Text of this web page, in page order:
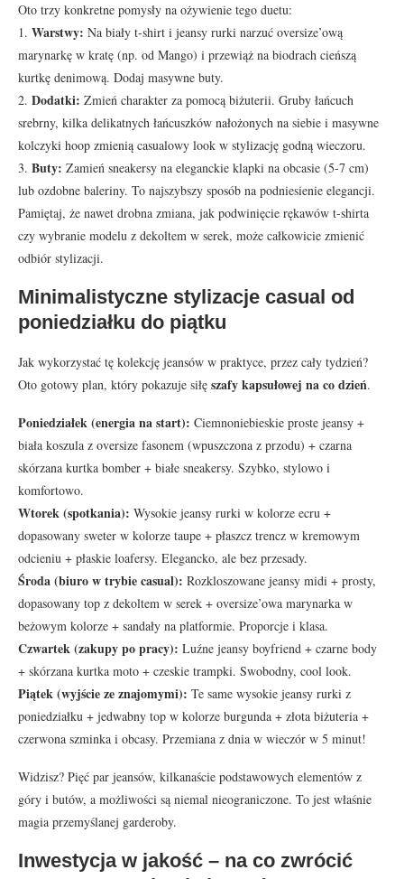
Oto trzy konkretne pomysły na ożywienie tego duetu:
1. Warstwy: Na biały t-shirt i jeansy rurki narzuć oversize’ową
marynarkę w kratę (np. od Mango) i przewiąż na biodrach cieńszą
kurtkę denimową. Dodaj masywne buty.
2. Dodatki: Zmień charakter za pomocą biżuterii. Gruby łańcuch
srebrny, kilka delikatnych łańcuszków nałożonych na siebie i masywne
kolczyki hoop zmienią casualowy look w stylizację godną wieczoru.
3. Buty: Zamień sneakersy na eleganckie klapki na obcasie (5-7 cm)
lub ozdobne baleriny. To najszybszy sposób na podniesienie elegancji.
Pamiętaj, że nawet drobna zmiana, jak podwinięcie rękawów t-shirta
czy wybranie modelu z dekoltem w serek, może całkowicie zmienić
odbiór stylizacji.
Minimalistyczne stylizacje casual od
poniedziałku do piątku
Jak wykorzystać tę kolekcję jeansów w praktyce, przez cały tydzień?
Oto gotowy plan, który pokazuje siłę szafy kapsułowej na co dzień.
Poniedziałek (energia na start): Ciemnoniebieskie proste jeansy +
biała koszula z oversize fasonem (wpuszczona z przodu) + czarna
skórzana kurtka bomber + białe sneakersy. Szybko, stylowo i
komfortowo.
Wtorek (spotkania): Wysokie jeansy rurki w kolorze ecru +
dopasowany sweter w kolorze taupe + płaszcz trencz w kremowym
odcieniu + płaskie loafersy. Elegancko, ale bez przesady.
Środa (biuro w trybie casual): Rozkloszowane jeansy midi + prosty,
dopasowany top z dekoltem w serek + oversize’owa marynarka w
beżowym kolorze + sandały na platformie. Proporcje i klasa.
Czwartek (zakupy po pracy): Luźne jeansy boyfriend + czarne body
+ skórzana kurtka moto + czeskie trampki. Swobodny, cool look.
Piątek (wyjście ze znajomymi): Te same wysokie jeansy rurki z
poniedziałku + jedwabny top w kolorze burgunda + złota biżuteria +
czerwona szminka i obcasy. Przemiana z dnia w wieczór w 5 minut!
Widzisz? Pięć par jeansów, kilkanaście podstawowych elementów z
góry i butów, a możliwości są niemal nieograniczone. To jest właśnie
magia przemyślanej garderoby.
Inwestycja w jakość – na co zwrócić